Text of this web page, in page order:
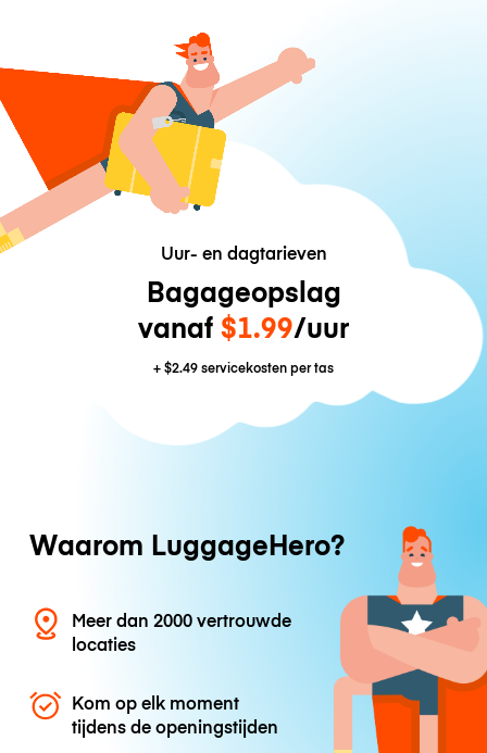
Uur- en dagtarieven
Bagageopslag
vanaf $1.99/uur
+$2.49servicekosten per tas
Waarom LuggageHero?
Meer dan 2000 vertrouwde
locaties
Kom op elk moment
tijdens de openingstijden